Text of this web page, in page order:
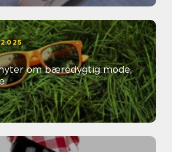
om bæredygtig mode,